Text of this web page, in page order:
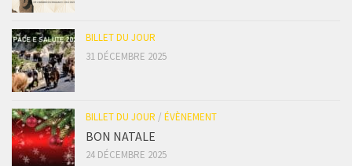
BILLET DU JOUR
31 DÉCEMBRE 2025
BILLET DU JOUR / ÉVÈNEMENT
BON NATALE
24 DÉCEMBRE 2025